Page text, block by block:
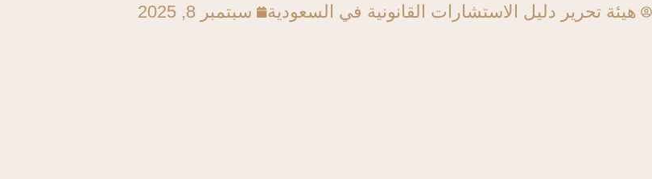
هيئة تحرير دليل الاستشارات القانونية في السعودية سبتمبر 8, 2025